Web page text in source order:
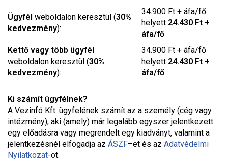
Ügyfél weboldalon keresztül (30%
kedvezmény):
34.900 Ft + áfa/fő
helyett 24.430 Ft +
áfa/fő
Kettő vagy több ügyfél
weboldalon keresztül (30%
kedvezmény):
34.900 Ft + áfa/fő
helyett 24.430 Ft +
áfa/fő
Ki számít ügyfélnek?
A Vezinfó Kft. ügyfelének számít az a személy (cég vagy
intézmény), aki (amely) már legalább egyszer jelentkezett
egy előadásra vagy megrendelt egy kiadványt, valamint a
jelentkezésnél elfogadja az ÁSZF–et és az Adatvédelmi
Nyilatkozat-ot.